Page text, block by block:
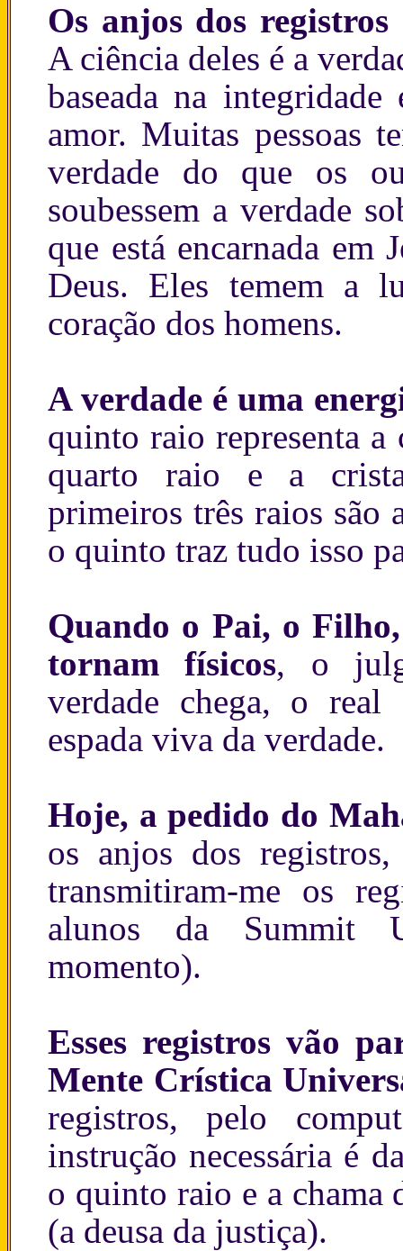
Os anjos dos
A ciência deles é a
baseada na
amor. Muitas pessoas
verdade do que os
soubessem a verdade
que está encarnada em
Deus. Eles temem a
coração dos homens.
A verdade é uma
quinto raio representa
quarto raio e a
primeiros três raios são
o quinto traz tudo isso
Quando o Pai, o
tornam físicos, o
verdade chega, o
espada viva da verdade.
Hoje, a pedido do
os anjos dos
transmitiram-me os
alunos da Summit
momento).
Esses registros vão
Mente Crística
registros, pelo
instrução necessária é
o quinto raio e a chama
(a deusa da justiça).